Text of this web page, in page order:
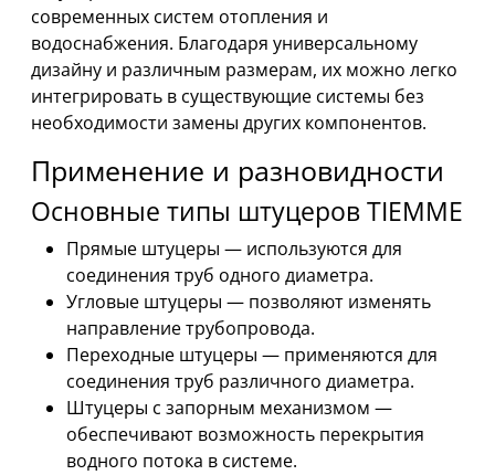
современных систем отопления и
водоснабжения. Благодаря универсальному
дизайну и различным размерам, их можно легко
интегрировать в существующие системы без
необходимости замены других компонентов.
Применение и разновидности
Основные типы штуцеров TIEMME
Прямые штуцеры — используются для
соединения труб одного диаметра.
Угловые штуцеры — позволяют изменять
направление трубопровода.
Переходные штуцеры — применяются для
соединения труб различного диаметра.
Штуцеры с запорным механизмом —
обеспечивают возможность перекрытия
водного потока в системе.